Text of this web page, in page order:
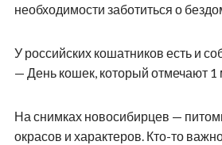
необходимости заботиться о
У российских кошатников есть и
— День кошек, который отмечают 1
На снимках новосибирцев —
окрасов и характеров. Кто-то